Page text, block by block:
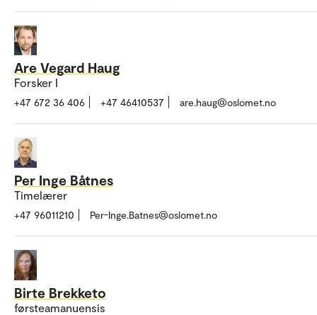
Are Vegard Haug
Forsker I
+47 672 36 406 +47 46410537 are.haug@oslomet.no
Per Inge Båtnes
Timelærer
+47 96011210 Per-Inge.Batnes@oslomet.no
Birte Brekketo
førsteamanuensis